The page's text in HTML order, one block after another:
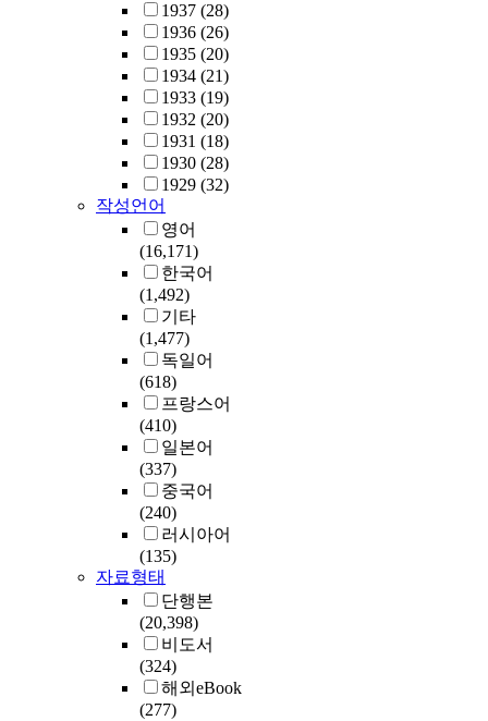
1937 (28)
1936 (26)
1935 (20)
1934 (21)
1933 (19)
1932 (20)
1931 (18)
1930 (28)
1929 (32)
작성언어
영어
(16,171)
한국어
(1,492)
기타
(1,477)
독일어
(618)
프랑스어
(410)
일본어
(337)
중국어
(240)
러시아어
(135)
자료형태
단행본
(20,398)
비도서
(324)
해외eBook
(277)